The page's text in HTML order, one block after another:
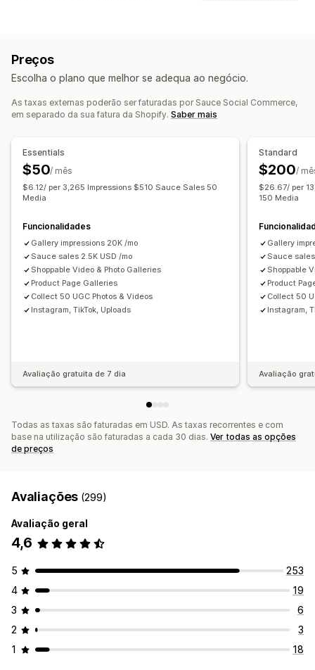
Visualizações de produtos
Contagem de vendas
Compras recentes
Feeds com publicações de venda
Análise de dados
Rastreio do envolvimento
Rastreio de conversões
Reprodução automática
Vídeo interativo Finalização da compra UGC
Partilha nas redes sociais Vários canais Análise de dados
Fundo de vídeo
Leitor de vídeo
Widget de vídeo
Vídeos incorporados
Reatividade móvel
Preços
Escolha o plano que melhor se adequa ao negócio.
As taxas externas poderão ser faturadas por Sauce Social Commerce,
em separado da sua fatura da Shopify. Saber mais
Essentials
$50/ mês
$6.12/ per 3,265 Impressions $510 Sauce Sales 50
Media
Funcionalidades
Gallery impressions 20K /mo
Sauce sales 2.5K USD /mo
Shoppable Video & Photo Galleries
Product Page Galleries
Collect 50 UGC Photos & Videos
Instagram, TikTok, Uploads
Avaliação gratuita de 7 dia
Standard
$200/
$26.67/ per
150 Media
Gallery
Sauce sales
Shoppable
Product
Collect 50
Instagram,
Avaliação
Todas as taxas são faturadas em USD. As taxas recorrentes e com
base na utilização são faturadas a cada 30 dias. Ver todas as opções
de preços
Avaliações (299)
Avaliação geral
4,6
5
253
4
19
3
6
2
3
1
18